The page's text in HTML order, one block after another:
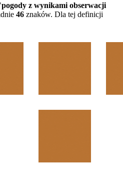
pogody z wynikami obserwacji
46 znaków. Dla tej definicji